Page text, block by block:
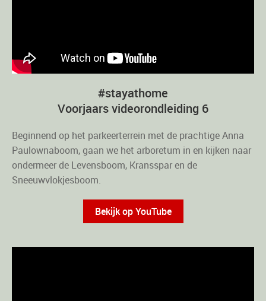
#stayathome
Voorjaars videorondleiding 6
Beginnend op het parkeerterrein met de prachtige Anna
Paulownaboom, gaan we het arboretum in en kijken naar
ondermeer de Levensboom, Kransspar en de
Sneeuwvlokjesboom.
Bekijk op YouTube